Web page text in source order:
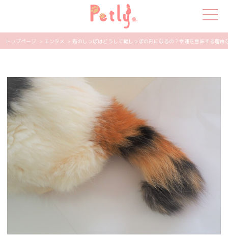
ペット用品
飼い主さんの悩み
ペットの気持ち
知って得する
トップページ > エンタメ > 猫のしっぽはどうして鍵しっぽの形になるの？幸運を意味する理由